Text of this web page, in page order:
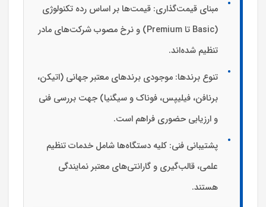
مبنای قیمت‌گذاری: قیمت‌ها بر اساس رده تکنولوژی
(Basic تا Premium) و نرخ مصوب شرکت‌های مادر
تنظیم شده‌اند.
تنوع برندها: موجودی برندهای معتبر جهانی (اتیکن،
برنافن، فیلیپس، فوناک و سیگنیا) جهت بررسی فنی
و ارزیابی حضوری فراهم است.
پشتیبانی فنی: کلیه دستگاه‌ها شامل خدمات تنظیم
علمی، قالب‌گیری و گارانتی‌های معتبر نمایندگی
هستند.